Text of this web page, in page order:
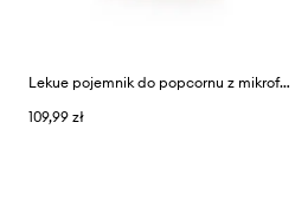
Lekue pojemnik do popcornu z mikrofali
109,99 zł